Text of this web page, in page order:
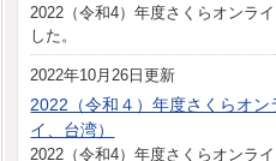
2022（令和4）年度さくらオンラ
した。
2022年10月26日更新
2022（令和４）年度さくらオ
イ、台湾）
2022（令和4）年度さくらオンラ